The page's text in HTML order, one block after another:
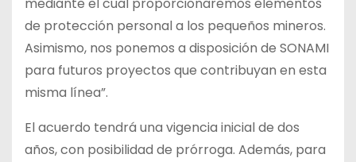
de protección personal a los pequeños mineros.
Asimismo, nos ponemos a disposición de SONAMI
para futuros proyectos que contribuyan en esta
misma línea”.
El acuerdo tendrá una vigencia inicial de dos
años, con posibilidad de prórroga. Además, para